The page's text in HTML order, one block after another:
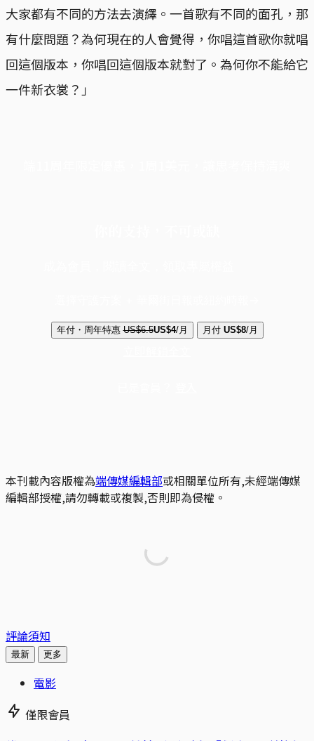
大家都有不同的方法去演繹。一首歌有不同的面孔，那
有什麼問題？為何現在的人會覺得，你唱這首歌你就唱
回這個版本，你唱回這個版本就對了。為何你不能給它
一件新衣裳？」
年付・周年特惠 US$6.5US$4/月 月付 US$8/月
本刊載內容版權為端傳媒編輯部或相關單位所有,未經端傳媒
編輯部授權,請勿轉載或複製,否則即為侵權。
評論須知
最新 更多
電影
僅限會員